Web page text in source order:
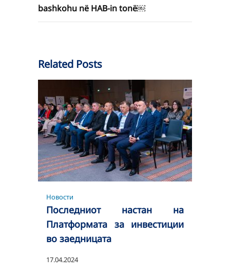
bashkohu në HAB-in tonë￼
Related Posts
Новости
Последниот настан на
Платформата за инвестиции
во заедницата
17.04.2024